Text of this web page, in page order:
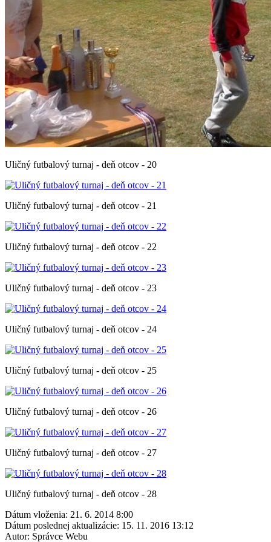
Uličný futbalový turnaj - deň otcov - 20
Uličný futbalový turnaj - deň otcov - 21
Uličný futbalový turnaj - deň otcov - 22
Uličný futbalový turnaj - deň otcov - 23
Uličný futbalový turnaj - deň otcov - 24
Uličný futbalový turnaj - deň otcov - 25
Uličný futbalový turnaj - deň otcov - 26
Uličný futbalový turnaj - deň otcov - 27
Uličný futbalový turnaj - deň otcov - 28
Dátum vloženia: 21. 6. 2014 8:00
Dátum poslednej aktualizácie: 15. 11. 2016 13:12
Autor: Správce Webu